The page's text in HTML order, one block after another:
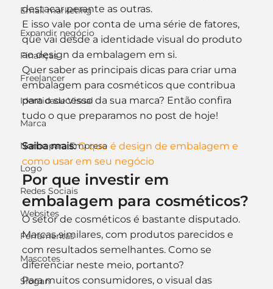
Email marketing
Expandir negócio
Finanças
Freelancer
Identidade Visual
Marca
Nome para Empresa
Logo
Redes Sociais
Websites
Ferramentas
Mascotes
Slogan
destacar perante as outras.
E isso vale por conta de uma série de fatores,
que vai desde a identidade visual do produto
ao design da embalagem em si.
Quer saber as principais dicas para criar uma
embalagem para cosméticos que contribua
para o sucesso da sua marca? Então confira
tudo o que preparamos no post de hoje!
Saiba mais: O que é design de embalagem e
como usar em seu negócio
Por que investir em
embalagem para cosméticos?
O setor de cosméticos é bastante disputado.
Marcas similares, com produtos parecidos e
com resultados semelhantes. Como se
diferenciar neste meio, portanto?
Para muitos consumidores, o visual das